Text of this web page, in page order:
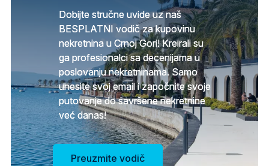
Dobijte stručne uvide uz naš
BESPLATNI vodič za kupovinu
nekretnina u Crnoj Gori! Kreirali su
ga profesionalci sa decenijama u
poslovanju nekretninama. Samo
unesite svoj email i započnite svoje
putovanje do savršene nekretnine
već danas!
Preuzmite vodič